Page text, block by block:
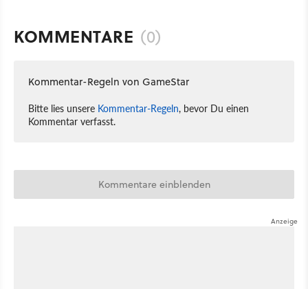
KOMMENTARE (0)
Kommentar-Regeln von GameStar
Bitte lies unsere Kommentar-Regeln, bevor Du einen
Kommentar verfasst.
Kommentare einblenden